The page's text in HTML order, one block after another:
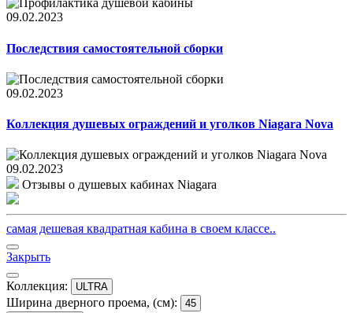
09.02.2023
Последствия самостоятельной сборки
09.02.2023
Коллекция душевых ограждений и уголков Niagara Nova
09.02.2023
Отзывы о душевых кабинах Niagara
самая дешевая квадратная кабина в своем классе..
Закрыть
Коллекция: ULTRA
Ширина дверного проема, (см):
45